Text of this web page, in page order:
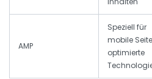
AMP
Speziell für
mobile
optimierte